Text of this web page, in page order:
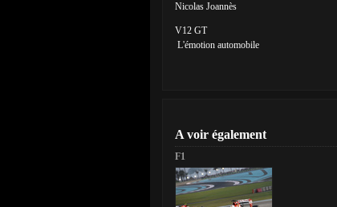
Nicolas Joannès
V12 GT
L'émotion automobile
A voir également
F1